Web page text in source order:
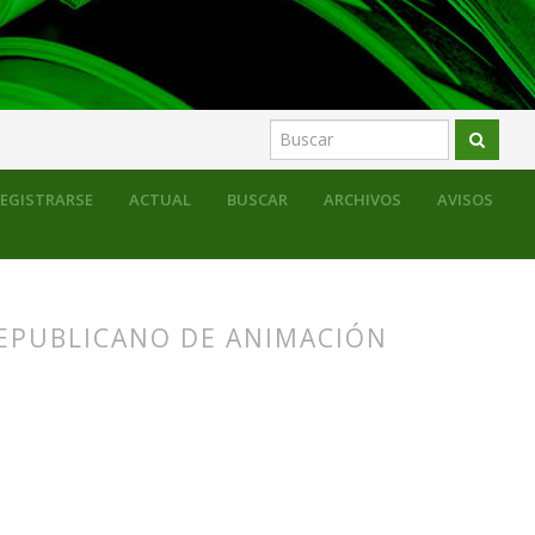
ACTUAL BUSCAR ARCHIVOS AVISOS
DE ANIMACIÓN